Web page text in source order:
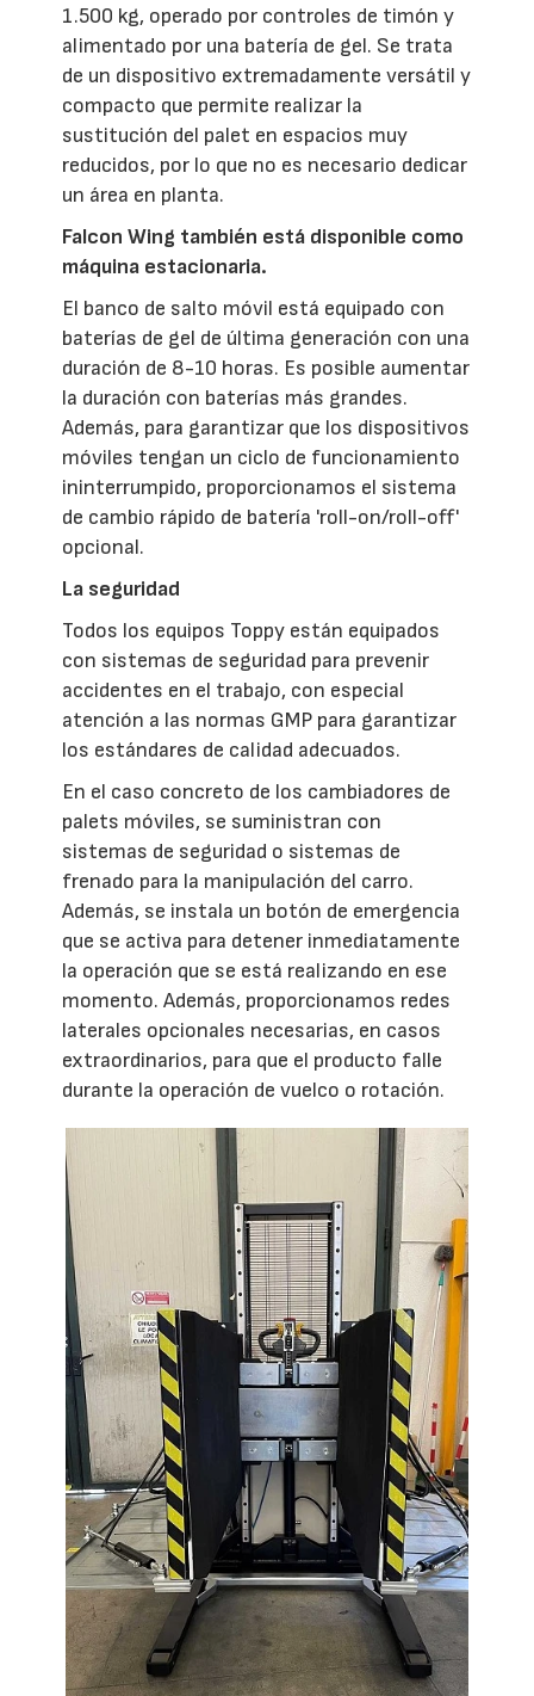
1.500 kg, operado por controles de timón y
alimentado por una batería de gel. Se trata
de un dispositivo extremadamente versátil y
compacto que permite realizar la
sustitución del palet en espacios muy
reducidos, por lo que no es necesario dedicar
un área en planta.
Falcon Wing también está disponible como
máquina estacionaria.
El banco de salto móvil está equipado con
baterías de gel de última generación con una
duración de 8-10 horas. Es posible aumentar
la duración con baterías más grandes.
Además, para garantizar que los dispositivos
móviles tengan un ciclo de funcionamiento
ininterrumpido, proporcionamos el sistema
de cambio rápido de batería 'roll-on/roll-off'
opcional.
La seguridad
Todos los equipos Toppy están equipados
con sistemas de seguridad para prevenir
accidentes en el trabajo, con especial
atención a las normas GMP para garantizar
los estándares de calidad adecuados.
En el caso concreto de los cambiadores de
palets móviles, se suministran con
sistemas de seguridad o sistemas de
frenado para la manipulación del carro.
Además, se instala un botón de emergencia
que se activa para detener inmediatamente
la operación que se está realizando en ese
momento. Además, proporcionamos redes
laterales opcionales necesarias, en casos
extraordinarios, para que el producto falle
durante la operación de vuelco o rotación.